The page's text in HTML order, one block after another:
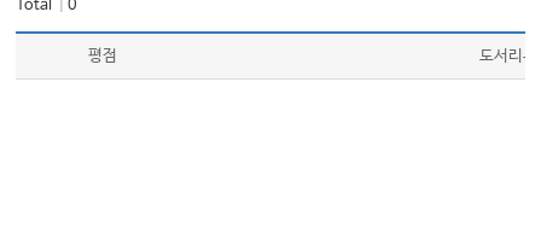
Total ｜0
평점 도서리뷰